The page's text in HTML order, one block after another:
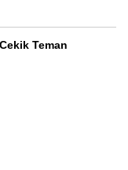
Teman